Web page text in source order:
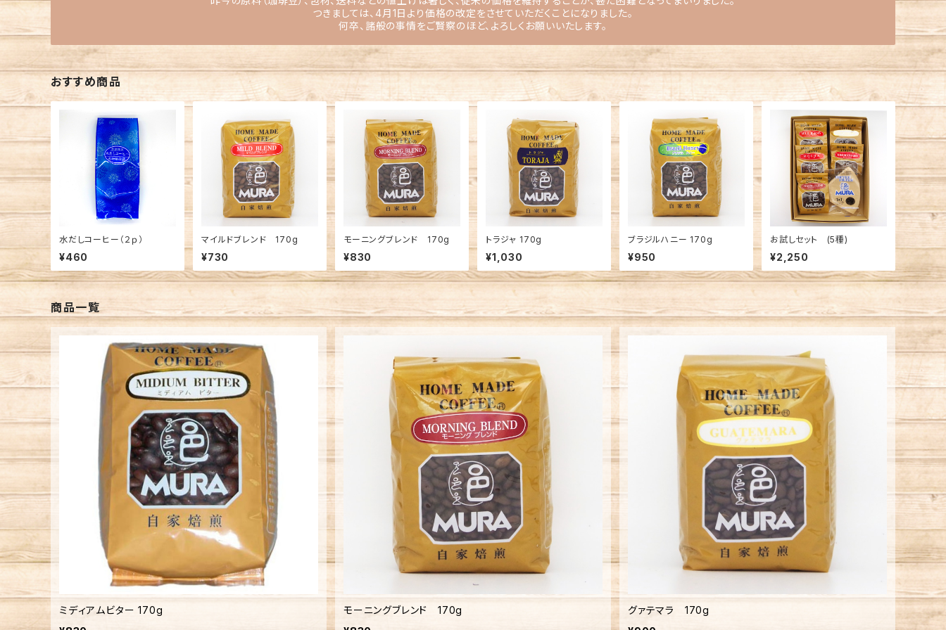
つきましては、4月1日より価格の改定をさせていただくことになりました。
何卒、諸般の事情をご賢察のほど、よろしくお願いいたします。
おすすめ商品
水だしコーヒー（２ｐ）
¥460
マイルドブレンド 170g
¥730
モーニングブレンド 170g
¥830
トラジャ 170g
¥1,030
ブラジルハニー 170g
¥950
お試しセット (5種)
¥2,250
商品一覧
ミディアムビター 170g
モーニングブレンド 170g
グァテマラ 170g